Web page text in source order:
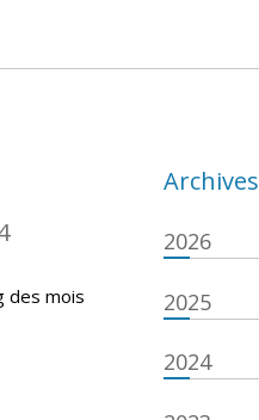
des mois
Archives
2026
2025
2024